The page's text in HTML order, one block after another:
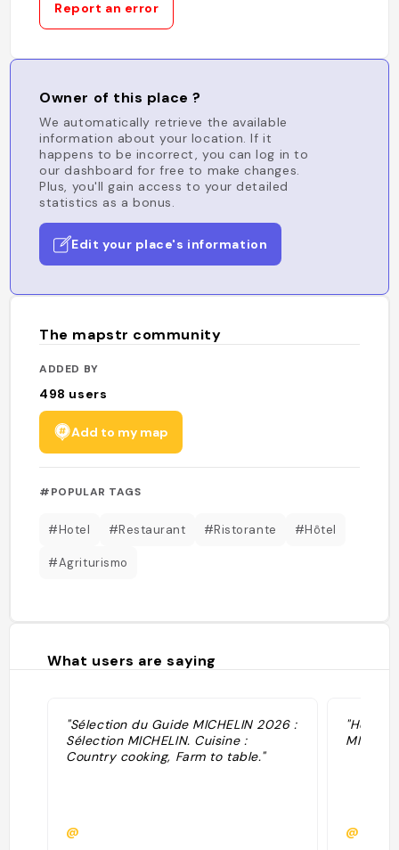
Report an error
Owner of this place ?
We automatically retrieve the available
information about your location. If it
happens to be incorrect, you can log in to
our dashboard for free to make changes.
Plus, you'll gain access to your detailed
statistics as a bonus.
Edit your place's information
The mapstr community
ADDED BY
498 users
Add to my map
#POPULAR TAGS
#Hotel #Restaurant #Ristorante #Hôtel
#Agriturismo
What users are saying
"Sélection du Guide MICHELIN 2026 :
Sélection MICHELIN. Cuisine :
Country cooking, Farm to table."
@
"Hôtel
@